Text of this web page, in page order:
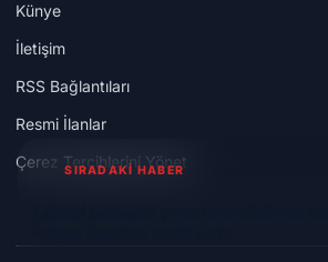
Künye
İletişim
RSS Bağlantıları
Resmi İlanlar
Çerez Tercihlerini Yönet
SIRADAKİ HABER